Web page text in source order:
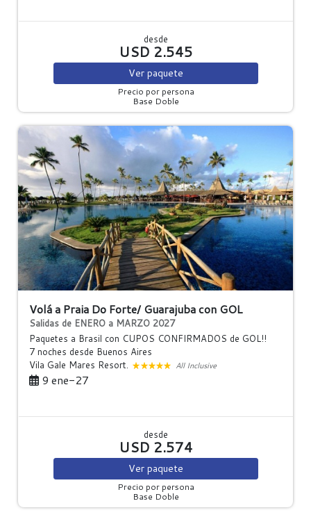
desde
USD 2.545
Ver paquete
Precio por persona
Base Doble
Volá a Praia Do Forte/ Guarajuba con GOL
Salidas de ENERO a MARZO 2027
Paquetes a Brasil con CUPOS CONFIRMADOS de GOL!!
7 noches desde Buenos Aires
Vila Gale Mares Resort.
All Inclusive
9 ene-27
desde
USD 2.574
Ver paquete
Precio por persona
Base Doble